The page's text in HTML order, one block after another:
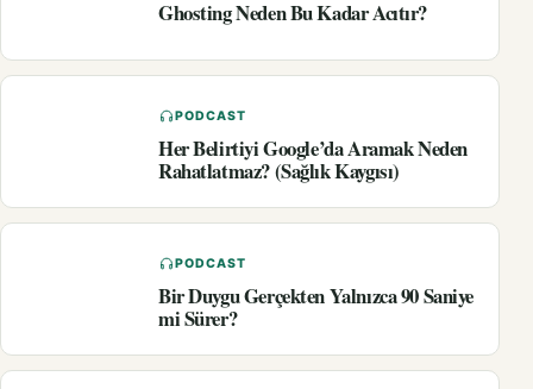
Ghosting Neden Bu Kadar Acıtır?
PODCAST
Her Belirtiyi Google’da Aramak Neden
Rahatlatmaz? (Sağlık Kaygısı)
PODCAST
Bir Duygu Gerçekten Yalnızca 90 Saniye
mi Sürer?